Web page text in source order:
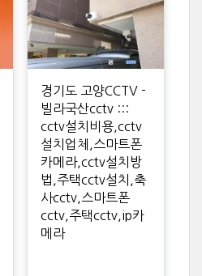
경기도 고양CCTV -
빌라국산cctv :::
cctv설치비용,cctv
설치업체,스마트폰
카메라,cctv설치방
법,주택cctv설치,축
사cctv,스마트폰
cctv,주택cctv,ip카
메라